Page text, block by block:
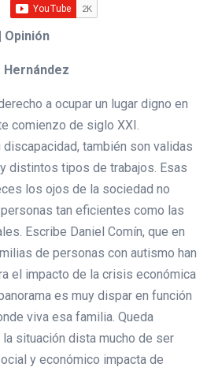
Opinión
a ocupar un lugar digno en
comienzo de siglo XXI.
también son validas
distintos tipos de trabajos. Esas
los ojos de la sociedad no
tan eficientes como las
Escribe Daniel Comín, que en
de personas con autismo han
el impacto de la crisis económica
es muy dispar en función
viva esa familia. Queda
situación dista mucho de ser
y económico impacta de